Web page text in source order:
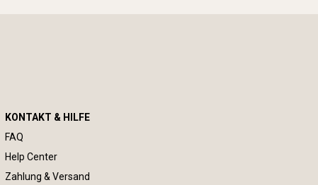
KONTAKT & HILFE
FAQ
Help Center
Zahlung & Versand